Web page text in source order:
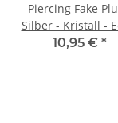
Piercing Fake
Silber - Kristall -
10,95 € *